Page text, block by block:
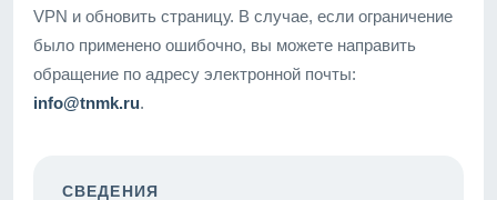
VPN и обновить страницу. В случае, если ограничение
было применено ошибочно, вы можете направить
обращение по адресу электронной почты:
info@tnmk.ru.
СВЕДЕНИЯ